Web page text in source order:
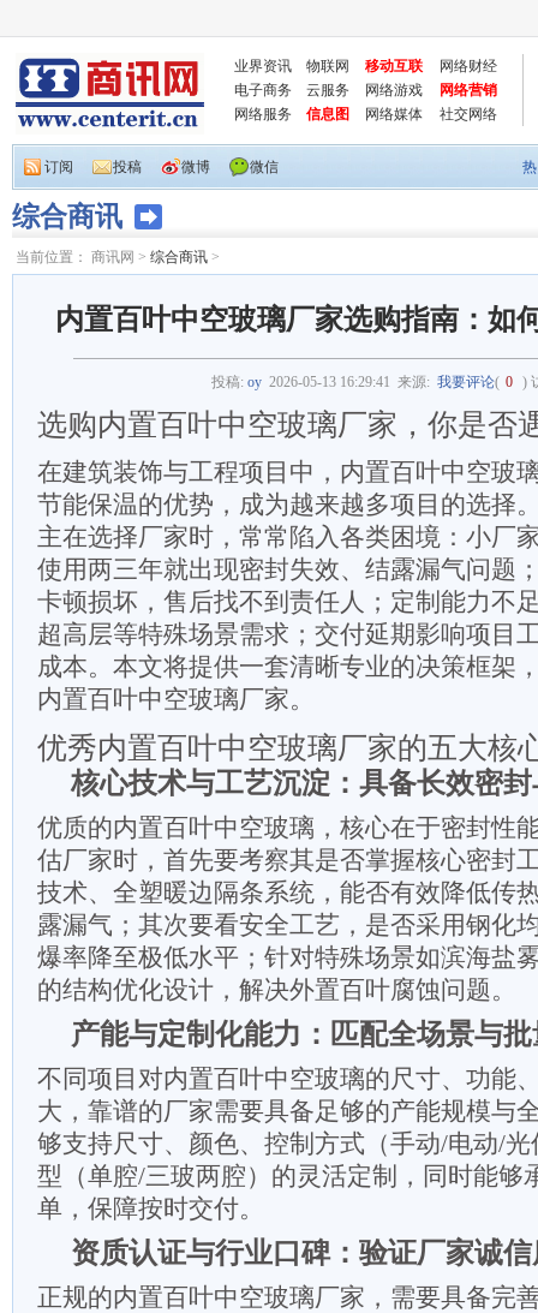
业界资讯 物联网 移动互联
网络财经
电子商务
云服务 网络游戏
网络营销
网络服务
信息图 网络媒体 社交网络
订阅 投稿 微博 微信
综合商讯
当前位置： 商讯网 > 综合商讯 >
内置百叶中空玻璃厂家选购指南：如
投稿: oy 2026-05-13 16:29:41 来源: 我要评论( 0 )
选购内置百叶中空玻璃厂家，你是否
在建筑装饰与工程项目中，内置百叶中空玻
节能保温的优势，成为越来越多项目的选择
主在选择厂家时，常常陷入各类困境：小厂
使用两三年就出现密封失效、结露漏气问题
卡顿损坏，售后找不到责任人；定制能力不
超高层等特殊场景需求；交付延期影响项目
成本。本文将提供一套清晰专业的决策框架
内置百叶中空玻璃厂家。
优秀内置百叶中空玻璃厂家的五大核
核心技术与工艺沉淀：具备长效密
优质的内置百叶中空玻璃，核心在于密封性
估厂家时，首先要考察其是否掌握核心密封
技术、全塑暖边隔条系统，能否有效降低传
露漏气；其次要看安全工艺，是否采用钢化
爆率降至极低水平；针对特殊场景如滨海盐
的结构优化设计，解决外置百叶腐蚀问题。
产能与定制化能力：匹配全场景与
不同项目对内置百叶中空玻璃的尺寸、功能
大，靠谱的厂家需要具备足够的产能规模与
够支持尺寸、颜色、控制方式（手动/电动/
型（单腔/三玻两腔）的灵活定制，同时能够
单，保障按时交付。
资质认证与行业口碑：验证厂家诚
正规的内置百叶中空玻璃厂家，需要具备完